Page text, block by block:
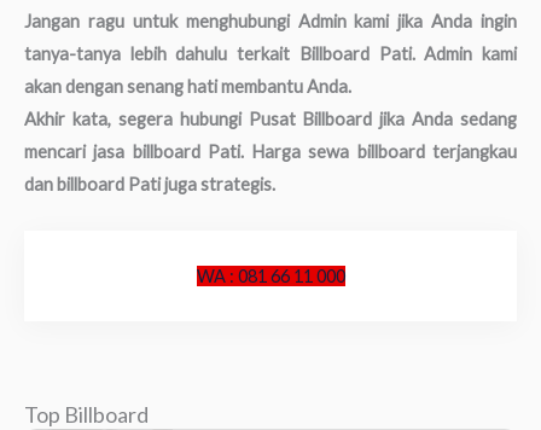
Jangan ragu untuk menghubungi Admin kami jika Anda ingin
tanya-tanya lebih dahulu terkait Billboard Pati. Admin kami
akan dengan senang hati membantu Anda.
Akhir kata, segera hubungi Pusat Billboard jika Anda sedang
mencari jasa billboard Pati. Harga sewa billboard terjangkau
dan billboard Pati juga strategis.
WA : 081 66 11 000
Top Billboard